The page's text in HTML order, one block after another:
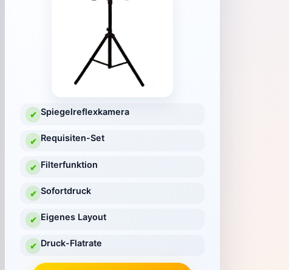
✔ Spiegelreflexkamera
✔ Requisiten-Set
✔ Filterfunktion
✔ Sofortdruck
✔ Eigenes Layout
✔ Druck-Flatrate